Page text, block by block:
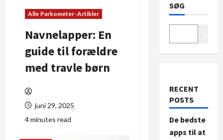
Alle Parkometer-Artikler
Navnelapper: En
guide til forældre
med travle børn
juni 29, 2025
4 minutes read
SØG
RECENT
POSTS
De bedste
apps til at